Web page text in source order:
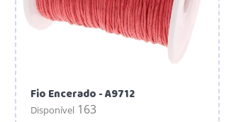
Fio Encerado - A9712
Disponível 163